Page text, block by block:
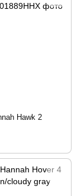
Hawk 2